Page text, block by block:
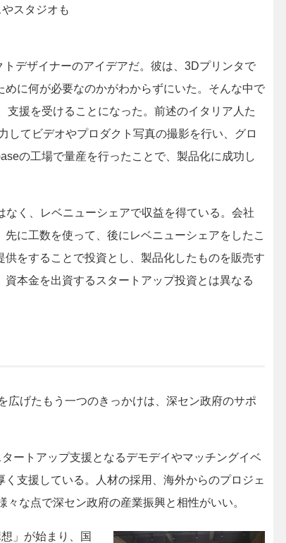
スタジオも
デザイナーのアイデアだ。彼は、3Dプリンタで
に何が必要なのかがわからずにいた。そんな中で
援を受けることになった。前述のイタリア人た
してビデオやプロダクト写真の撮影を行い、グロ
の工場で量産を行ったことで、製品化に成功し
く、レベニューシェアで収益を得ている。会社
に工数を使って、後にレベニューシェアをしたこ
をすることで投資とし、製品化したものを販売す
本金を出資するスタートアップ投資とは異なる
げたもう一つのきっかけは、深セン政府のサポ
ートアップ支援となるデモデイやマッチングイベ
支援している。人材の採用、海外からのプロジェ
な点で深セン政府の産業振興と相性がいい。
」が始まり、国